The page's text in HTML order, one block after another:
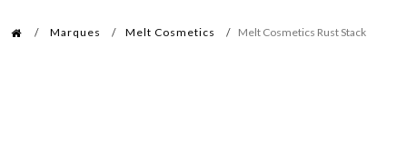
Marques Melt Cosmetics Melt Cosmetics Rust Stack